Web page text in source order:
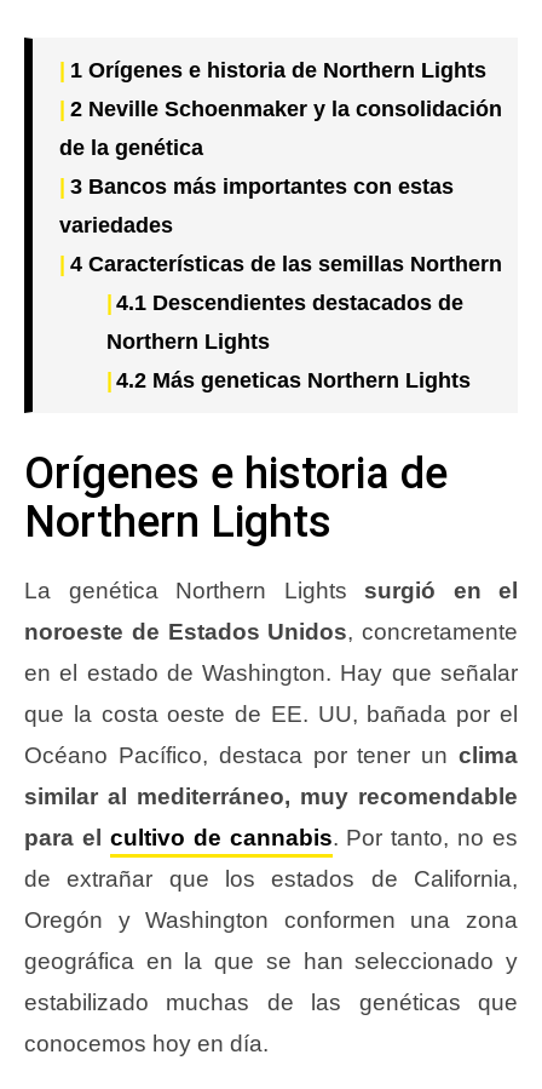
1Orígenes e historia de Northern Lights
2Neville Schoenmaker y la consolidación
de la genética
3Bancos más importantes con estas
variedades
4Características de las semillas Northern
4.1 Descendientes destacados de
Northern Lights
4.2 Más geneticas Northern Lights
Orígenes e historia de
Northern Lights
La genética Northern Lights surgió en el
noroeste de Estados Unidos, concretamente
en el estado de Washington. Hay que señalar
que la costa oeste de EE. UU, bañada por el
Océano Pacífico, destaca por tener un clima
similar al mediterráneo, muy recomendable
para el cultivo de cannabis. Por tanto, no es
de extrañar que los estados de California,
Oregón y Washington conformen una zona
geográfica en la que se han seleccionado y
estabilizado muchas de las genéticas que
conocemos hoy en día.